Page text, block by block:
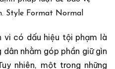
quyền lợi hợp pháp của bạn. Style Format Normal
vi có dấu hiệu tội phạm là
nhằm góp phần giữ gìn
nhiên, một trong những